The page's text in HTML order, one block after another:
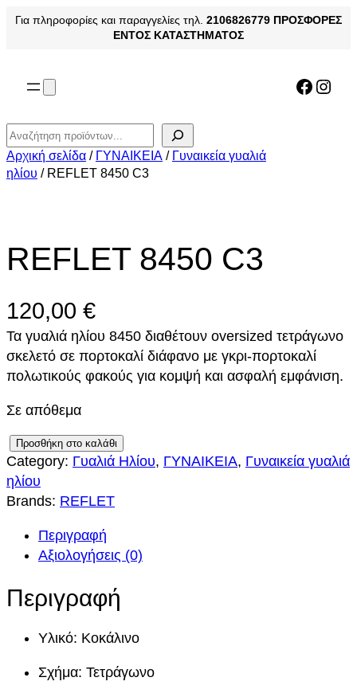
Μετάβαση
Για πληροφορίες και παραγγελίες τηλ. 2106826779 ΠΡΟΣΦΟΡΕΣ
ΕΝΤΟΣ ΚΑΤΑΣΤΗΜΑΤΟΣ
Αναζήτηση
Αρχική σελίδα / ΓΥΝΑΙΚΕΙΑ / Γυναικεία γυαλιά
ηλίου / REFLET 8450 C3
REFLET 8450 C3
120,00 €
Τα γυαλιά ηλίου 8450 διαθέτουν oversized τετράγωνο
σκελετό σε πορτοκαλί διάφανο με γκρι-πορτοκαλί
πολωτικούς φακούς για κομψή και ασφαλή εμφάνιση.
Σε απόθεμα
E
F
L
5
Προσθήκη στο καλάθι
Category: Γυαλιά Ηλίου, ΓΥΝΑΙΚΕΙΑ, Γυναικεία γυαλιά
ηλίου
Brands: REFLET
Περιγραφή
Αξιολογήσεις (0)
Περιγραφή
Υλικό: Κοκάλινο
Σχήμα: Τετράγωνο